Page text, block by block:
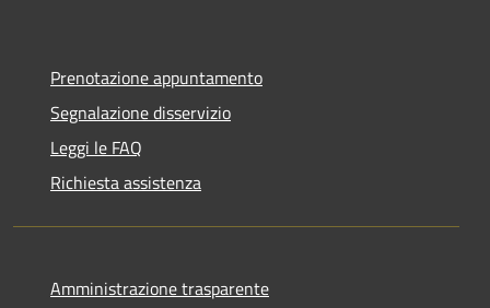
Prenotazione appuntamento
Segnalazione disservizio
Leggi le FAQ
Richiesta assistenza
Amministrazione trasparente